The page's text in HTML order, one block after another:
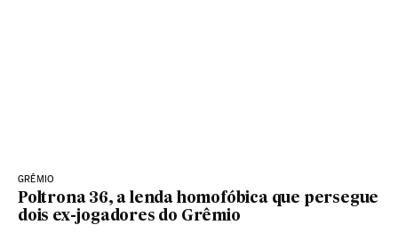
GRÊMIO
Poltrona 36, a lenda homofóbica que persegue
dois ex-jogadores do Grêmio